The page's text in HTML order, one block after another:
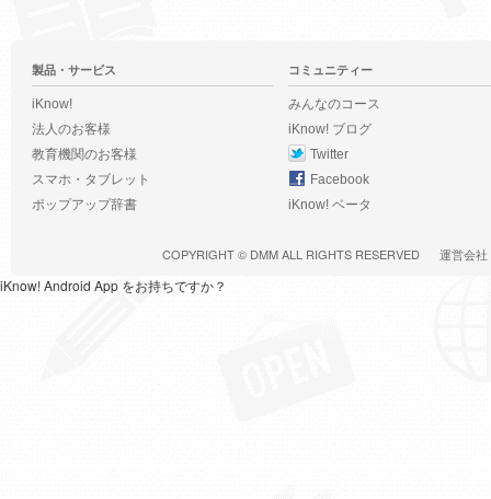
製品・サービス
iKnow!
法人のお客様
教育機関のお客様
スマホ・タブレット
ポップアップ辞書
コミュニティー
みんなのコース
iKnow! ブログ
Twitter
Facebook
iKnow! ベータ
COPYRIGHT © DMMALL RIGHTS RESERVED 運営会社
iKnow! Android App をお持ちですか？